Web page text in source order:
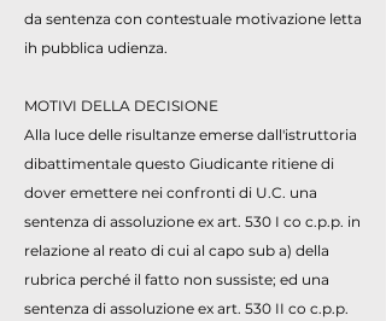
da sentenza con contestuale motivazione letta
ih pubblica udienza.
MOTIVI DELLA DECISIONE
Alla luce delle risultanze emerse dall'istruttoria
dibattimentale questo Giudicante ritiene di
dover emettere nei confronti di U.C. una
sentenza di assoluzione ex art. 530 I co c.p.p. in
relazione al reato di cui al capo sub a) della
rubrica perché il fatto non sussiste; ed una
sentenza di assoluzione ex art. 530 II co c.p.p.